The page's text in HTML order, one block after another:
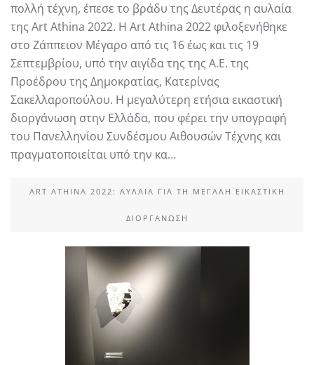
πολλή τέχνη, έπεσε το βράδυ της Δευτέρας η αυλαία
της Art Athina 2022. Η Art Athina 2022 φιλοξενήθηκε
στο Ζάππειον Μέγαρο από τις 16 έως και τις 19
Σεπτεμβρίου, υπό την αιγίδα της της Α.Ε. της
Προέδρου της Δημοκρατίας, Κατερίνας
Σακελλαροπούλου. Η μεγαλύτερη ετήσια εικαστική
διοργάνωση στην Ελλάδα, που φέρει την υπογραφή
του Πανελληνίου Συνδέσμου Αιθουσών Τέχνης και
πραγματοποιείται υπό την κα…
ART ATHINA 2022: ΑΥΛΑΊΑ ΓΙΑ ΤΗ ΜΕΓΆΛΗ ΕΙΚΑΣΤΙΚΉ
ΔΙΟΡΓΆΝΩΣΗ